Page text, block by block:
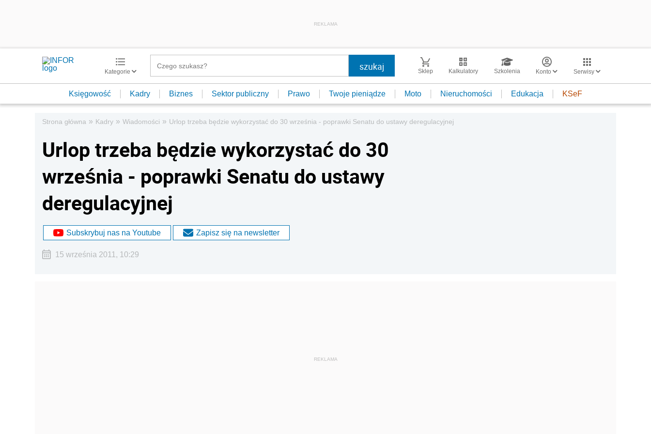
REKLAMA
Kategorie Sklep Kalkulatory Szkolenia Konto Serwisy
Księgowość Kadry Biznes Sektor publiczny Prawo Twoje pieniądze Moto Nieruchomości Edukacja KSeF
Strona główna » Kadry » Wiadomości » Urlop trzeba będzie wykorzystać do 30 września - poprawki Senatu do ustawy deregulacyjnej
Urlop trzeba będzie wykorzystać do 30
września - poprawki Senatu do ustawy
deregulacyjnej
Subskrybuj nas na Youtube Zapisz się na newsletter
15 września 2011, 10:29